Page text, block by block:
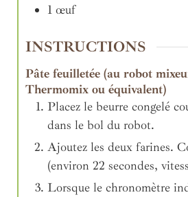
1 œuf
INSTRUCTIONS
Pâte feuilletée (au robot
Thermomix ou équivalent)
Placez le beurre congelé
dans le bol du robot.
Ajoutez les deux farines.
(environ 22 secondes,
Lorsque le chronomètre